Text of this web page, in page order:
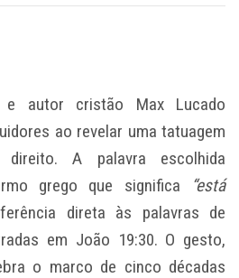
e autor cristão Max Lucado
ao revelar uma tatuagem
A palavra escolhida
grego que significa “está
direta às palavras de
em João 19:30. O gesto,
o marco de cinco décadas